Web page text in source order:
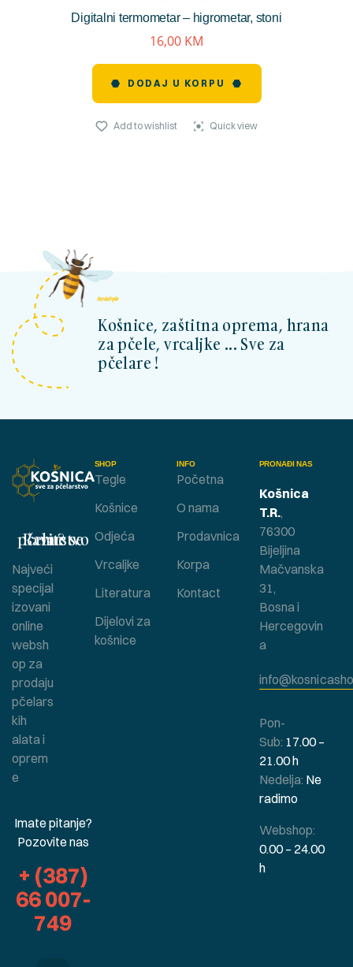
Digitalni termometar – higrometar, stoni
reviews)
16,00 KM
DODAJ U KORPU
Add to wishlist Quick view
kosnicashop.ba
Košnice, zaštitna oprema, hrana
za pčele, vrcaljke ... Sve za
pčelare !
SHOP
Tegle
Košnice
Odjeća
Vrcaljke
Literatura
Dijelovi za
košnice
INFO
Početna
O nama
Prodavnica
Korpa
Kontact
Bavite se pčelarstvom ?
Najveći
specijal
izovani
online
websh
op za
prodaju
pčelars
kih
alata i
oprem
e
Imate pitanje?
Pozovite nas
+ (387)
66 007-
749
PRONAĐI NAS
Košnica
T.R.,
76300
Bijeljina
Mačvanska
31,
Bosna i
Hercegovin
a
Pon-
Sub: 17.00 –
21.00 h
Nedelja: Ne
radimo
Webshop:
0.00 – 24.00
h